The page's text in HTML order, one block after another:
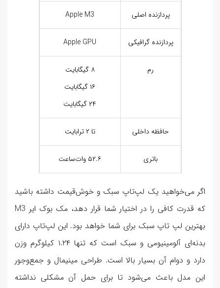
پردازنده اصلی Apple M3
پردازنده گرافیکی Apple GPU
رم
۸ گیگابایت
۱۶ گیگابایت
۲۴ گیگابایت
حافظه داخلی تا ۲ ترابایت
باتری ۵۲.۶ وات‌ساعت
اگر می‌خواهید یک لپ‌تاپ سبک و خوش‌قیمت داشته باشید
که قدرت کافی را در اختیار شما قرار دهد، مک بوک ایر M3
بهترین لپ تاپ سبک برای شما خواهد بود. این لپ‌تاپ دارای
بدنه‌ای آلومینیومی و سبک است که تنها ۱.۲۴ کیلوگرم وزن
دارد و دوام آن بسیار بالا است. طراحی مینیمال و جمع‌وجور
این مدل باعث می‌شود تا برای حمل آن مشکلی نداشته